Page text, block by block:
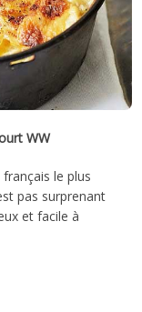
WW
le plus
pas surprenant
et facile à